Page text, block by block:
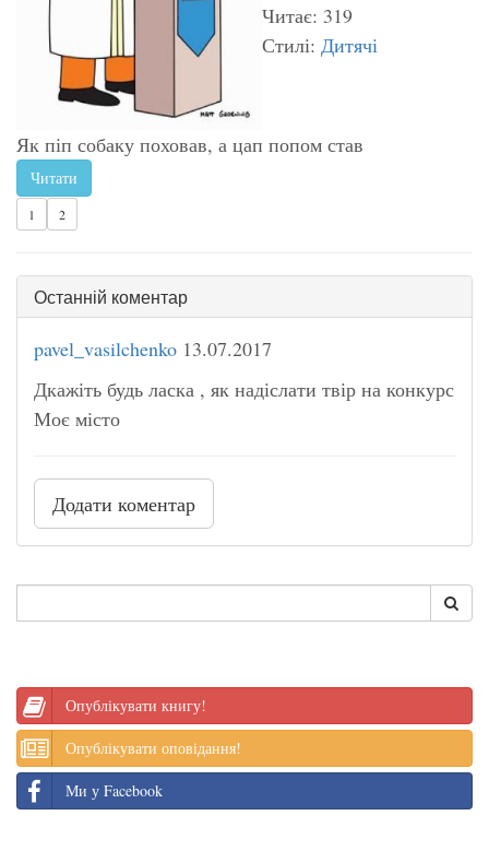
Читає: 319
Стилі: Дитячі
Як піп собаку поховав, а цап попом став
Читати
1 2
Останній коментар
pavel_vasilchenko 13.07.2017
Дкажіть будь ласка , як надіслати твір на конкурс
Моє місто
Додати коментар
Опублікувати книгу!
Опублікувати оповідання!
Ми у Facebook